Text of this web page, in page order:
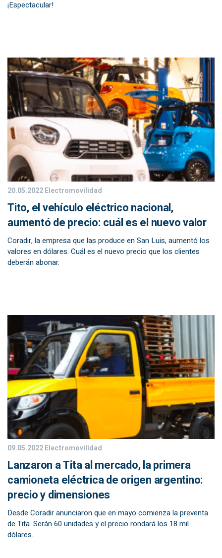
¡Espectacular!
20.05.2022Electromovilidad
Tito, el vehículo eléctrico nacional,
aumentó de precio: cuál es el nuevo valor
Coradir, la empresa que las produce en San Luis, aumentó los
valores en dólares. Cuál es el nuevo precio que los clientes
deberán abonar.
09.05.2022Electromovilidad
Lanzaron a Tita al mercado, la primera
camioneta eléctrica de origen argentino:
precio y dimensiones
Desde Coradir anunciaron que en mayo comienza la preventa
de Tita. Serán 60 unidades y el precio rondará los 18 mil
dólares.